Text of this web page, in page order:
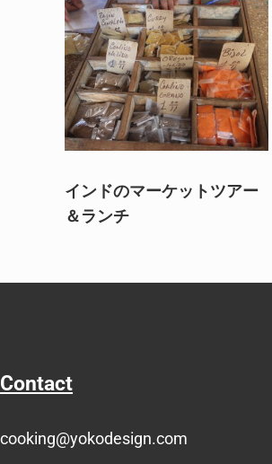
インドのマーケットツアー
＆ランチ
Contact
cooking@yokodesign.com